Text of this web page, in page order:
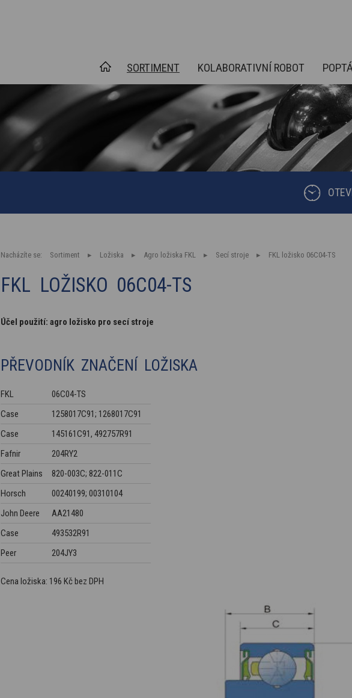
SORTIMENT KOLABORATIVNÍ ROBOT
Nacházíte se: Sortiment Ložiska Agro ložiska FKL Secí stroje FKL ložisko 06C04-TS
FKL LOŽISKO 06C04-TS
Účel použití: agro ložisko pro secí stroje
PŘEVODNÍK ZNAČENÍ LOŽISKA
FKL
06C04-TS
Case
1258017C91; 1268017C91
Case
145161C91, 492757R91
Fafnir
204RY2
Great Plains
820-003C; 822-011C
Horsch
00240199; 00310104
John Deere
AA21480
Case
493532R91
Peer
204JY3
Cena ložiska: 196 Kč bez DPH